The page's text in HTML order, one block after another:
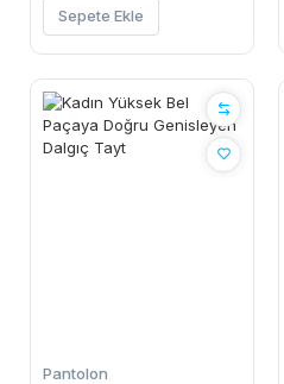
Sepete Ekle
Pantolon